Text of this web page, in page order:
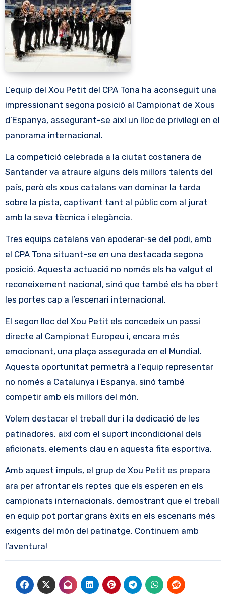
L’equip del Xou Petit del CPA Tona ha aconseguit una
impressionant segona posició al Campionat de Xous
d’Espanya, assegurant-se així un lloc de privilegi en el
panorama internacional.
La competició celebrada a la ciutat costanera de
Santander va atraure alguns dels millors talents del
país, però els xous catalans van dominar la tarda
sobre la pista, captivant tant al públic com al jurat
amb la seva tècnica i elegància.
Tres equips catalans van apoderar-se del podi, amb
el CPA Tona situant-se en una destacada segona
posició. Aquesta actuació no només els ha valgut el
reconeixement nacional, sinó que també els ha obert
les portes cap a l’escenari internacional.
El segon lloc del Xou Petit els concedeix un passi
directe al Campionat Europeu i, encara més
emocionant, una plaça assegurada en el Mundial.
Aquesta oportunitat permetrà a l’equip representar
no només a Catalunya i Espanya, sinó també
competir amb els millors del món.
Volem destacar el treball dur i la dedicació de les
patinadores, així com el suport incondicional dels
aficionats, elements clau en aquesta fita esportiva.
Amb aquest impuls, el grup de Xou Petit es prepara
ara per afrontar els reptes que els esperen en els
campionats internacionals, demostrant que el treball
en equip pot portar grans èxits en els escenaris més
exigents del món del patinatge. Continuem amb
l’aventura!